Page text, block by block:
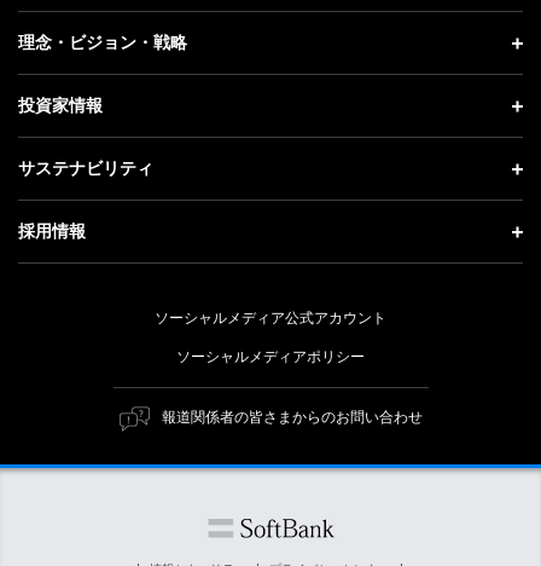
プレスリリース
更新情報
記者説明会
企業情報 トップ
社長メッセージ
事業紹介
ガバナンス
理念・ビジョン・戦略
理念・ビジョン・戦略 トップ
成長戦略「Activate AI for Society」
人材戦略
投資家情報
投資家情報 トップ
経営方針
個人投資家の皆さまへ
株式と社債について
サステナビリティ
サステナビリティ トップ
トップメッセージ
ESG方針・体制
マテリアリティ（重要課題）
ESGの主な取り組み
採用情報
キャリア採用
障がい者採用
ソーシャルメディア公式アカウント
ソーシャルメディアポリシー
報道関係者の皆さまからのお問い合わせ